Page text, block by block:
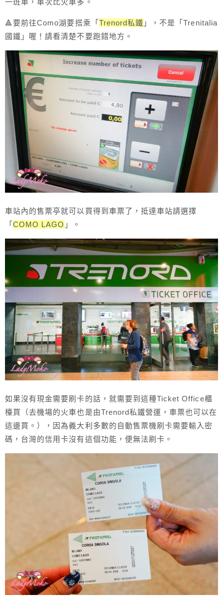
一班車，車次比火車多。
🔺要前往Como湖要搭乘「 Trenord私鐵 」，不是「Trenitalia
國鐵」喔！請看清楚不要跑錯地方。
車站內的售票亭就可以買得到車票了，抵達車站請選擇
「COMO LAGO 」。
如果沒有現金需要刷卡的話，就需要到這種Ticket Office櫃
檯買（去機場的火車也是由Trenord私鐵營運，車票也可以在
這邊買。），因為義大利多數的自動售票機刷卡需要輸入密
碼，台灣的信用卡沒有這個功能，便無法刷卡。